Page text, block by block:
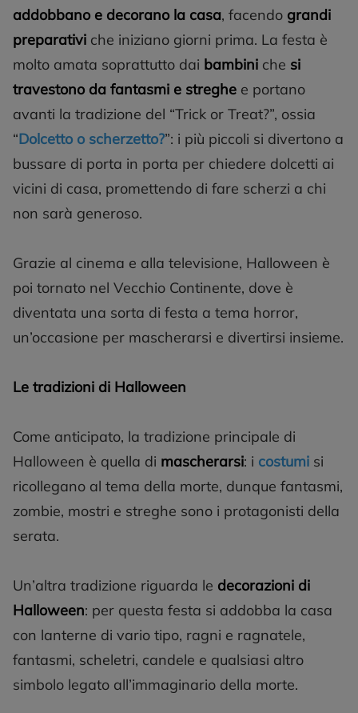
addobbano e decorano la casa, facendo grandi
preparativi che iniziano giorni prima. La festa è
molto amata soprattutto dai bambini che si
travestono da fantasmi e streghe e portano
avanti la tradizione del “Trick or Treat?”, ossia
“Dolcetto o scherzetto?”: i più piccoli si divertono a
bussare di porta in porta per chiedere dolcetti ai
vicini di casa, promettendo di fare scherzi a chi
non sarà generoso.
Grazie al cinema e alla televisione, Halloween è
poi tornato nel Vecchio Continente, dove è
diventata una sorta di festa a tema horror,
un’occasione per mascherarsi e divertirsi insieme.
Le tradizioni di Halloween
Come anticipato, la tradizione principale di
Halloween è quella di mascherarsi: i costumi si
ricollegano al tema della morte, dunque fantasmi,
zombie, mostri e streghe sono i protagonisti della
serata.
Un’altra tradizione riguarda le decorazioni di
Halloween: per questa festa si addobba la casa
con lanterne di vario tipo, ragni e ragnatele,
fantasmi, scheletri, candele e qualsiasi altro
simbolo legato all’immaginario della morte.